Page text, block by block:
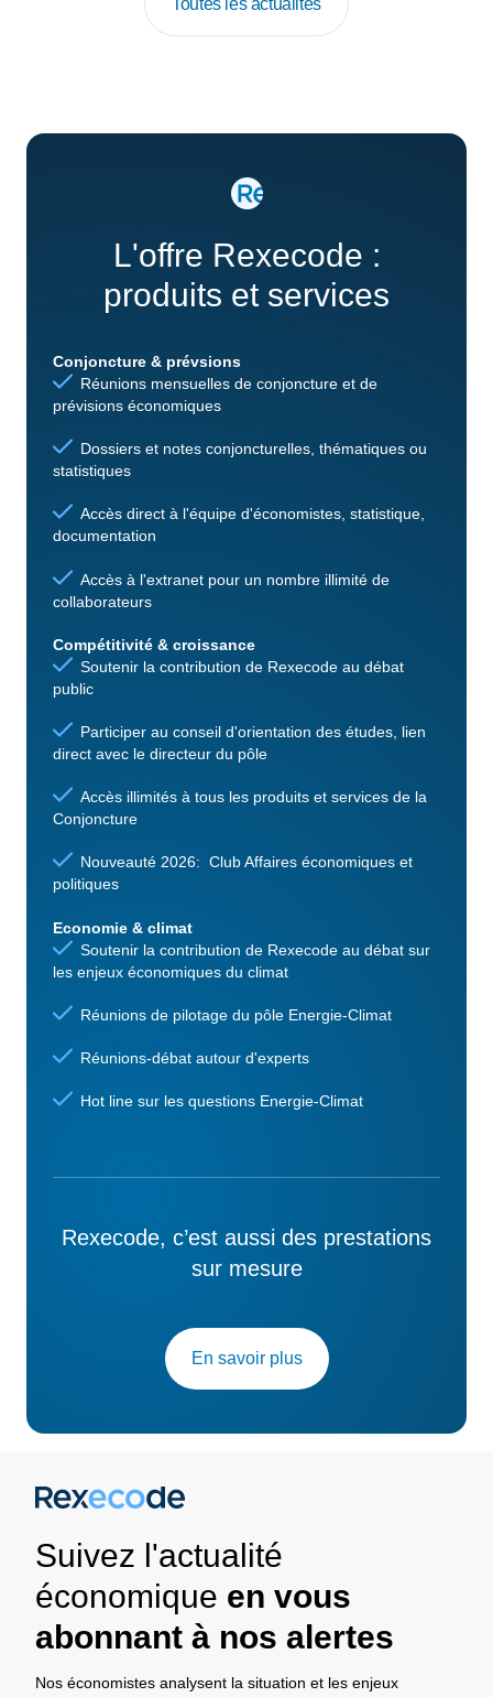
Toutes les actualités
L'offre Rexecode :
produits et services
Conjoncture & prévsions
Réunions mensuelles de conjoncture et de
prévisions économiques
Dossiers et notes conjoncturelles, thématiques ou
statistiques
Accès direct à l'équipe d'économistes, statistique,
documentation
Accès à l'extranet pour un nombre illimité de
collaborateurs
Compétitivité & croissance
Soutenir la contribution de Rexecode au débat
public
Participer au conseil d'orientation des études, lien
direct avec le directeur du pôle
Accès illimités à tous les produits et services de la
Conjoncture
Nouveauté 2026: Club Affaires économiques et
politiques
Economie & climat
Soutenir la contribution de Rexecode au débat sur
les enjeux économiques du climat
Réunions de pilotage du pôle Energie-Climat
Réunions-débat autour d'experts
Hot line sur les questions Energie-Climat
Rexecode, c’est aussi des prestations
sur mesure
En savoir plus
Suivez l'actualité
économique en vous
abonnant à nos alertes
Nos économistes analysent la situation et les enjeux